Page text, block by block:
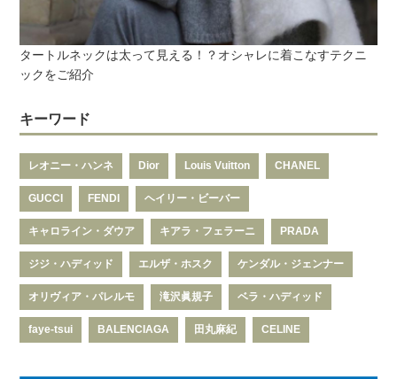
タートルネックは太って見える！？オシャレに着こなすテクニ
ックをご紹介
キーワード
レオニー・ハンネ Dior Louis Vuitton CHANEL
GUCCI FENDI ヘイリー・ビーバー
キャロライン・ダウア キアラ・フェラーニ PRADA
ジジ・ハディッド エルザ・ホスク ケンダル・ジェンナー
オリヴィア・パレルモ 滝沢眞規子 ベラ・ハディッド
faye-tsui BALENCIAGA 田丸麻紀 CELINE